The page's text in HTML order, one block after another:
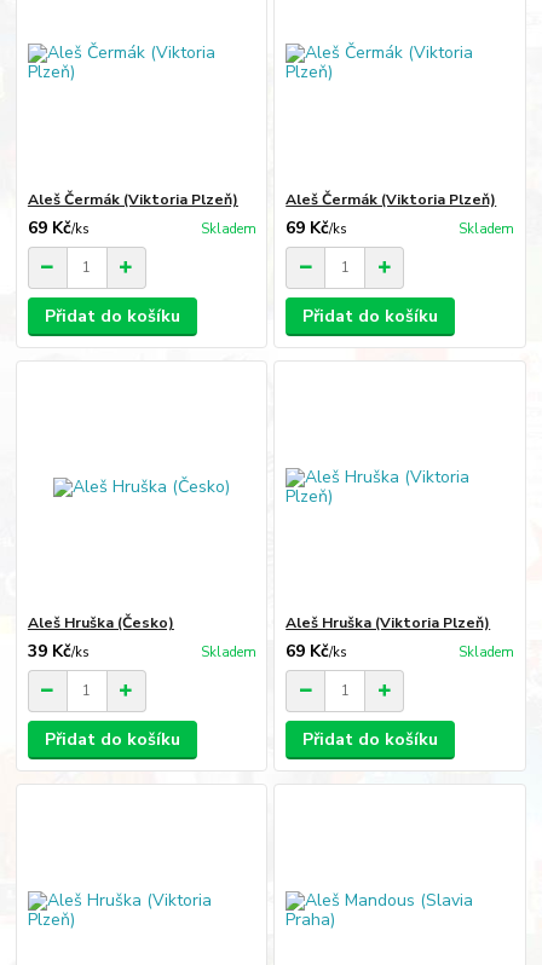
Aleš Čermák (Viktoria Plzeň)
69 Kč/ks Skladem
Přidat do košíku
Aleš Čermák (Viktoria Plzeň)
69 Kč/ks Skladem
Přidat do košíku
Aleš Hruška (Česko)
39 Kč/ks Skladem
Přidat do košíku
Aleš Hruška (Viktoria Plzeň)
69 Kč/ks Skladem
Přidat do košíku